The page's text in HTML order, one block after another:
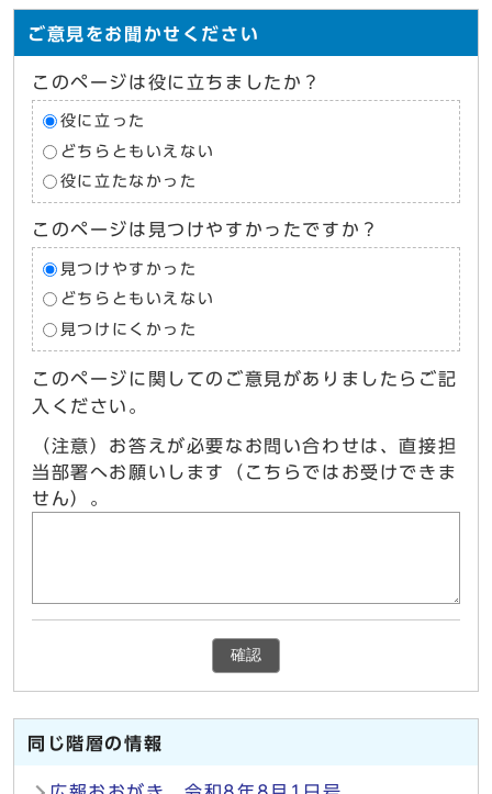
ご意見をお聞かせください
このページは役に立ちましたか？
役に立った
どちらともいえない
役に立たなかった
このページは見つけやすかったですか？
見つけやすかった
どちらともいえない
見つけにくかった
このページに関してのご意見がありましたらご記
入ください。
（注意）お答えが必要なお問い合わせは、直接担
当部署へお願いします（こちらではお受けできま
せん）。
確認
同じ階層の情報